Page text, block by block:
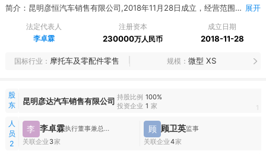
简介：昆明彦恒汽车销售有限公司,2018年11月28日成立，经营范围包括汽车、摩托车及配件的销售；汽车、摩托车修理与维护；企业管理；企业营销策划及形象设计；商务信息咨询（1、未经有关部门批准，不得以公开方式募集资金；2、不得公开开展证券类产品和金融衍生品交易活动；3、不得发放贷款；4、不得对所投资企业以外的其他企业提供担保；5、不得向投资者承诺投资本金不受损失或者承诺最低收益）；组织文化艺术交流活动；承办会议及商品展览展示活动；物业服务。（依法须经批准的项目，经相关部门批准后方可开展经营活动） 展开
法定代表人
李卓霖
注册资本
230000万人民币
成立日期
2018-11-28
国标行业 摩托车及零配件零售 规模 微型 XS
股
东
昆明彦达汽车销售有限公司 持股比例 100%
投资企业 1 家 1
人
员
2
李 李卓霖
执行董事兼总经理
关联企业 3家
顾 顾卫英监事
关联企业4家